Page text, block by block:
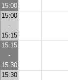
15:00
15:00
-
15:15
15:15
-
15:30
15:30